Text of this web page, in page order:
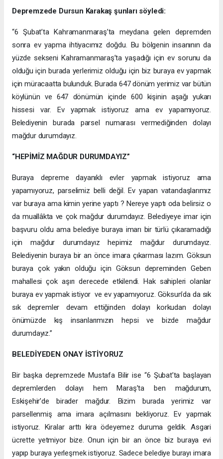
Depremzede Dursun Karakaş şunları söyledi:
“6 Şubat’ta Kahramanmaraş’ta meydana gelen depremden
sonra ev yapma ihtiyacımız doğdu. Bu bölgenin insanının da
yüzde sekseni Kahramanmaraş’ta yaşadığı için ev sorunu da
olduğu için burada yerlerimiz olduğu için biz buraya ev yapmak
için müracaatta bulunduk. Burada 647 dönüm yerimiz var bütün
köylünün ve 647 dönümün içinde 600 kişinin aşağı yukarı
hissesi var. Ev yapmak istiyoruz ama ev yapamıyoruz.
Belediyenin burada parsel numarası vermediğinden dolayı
mağdur durumdayız.
“HEPİMİZ MAĞDUR DURUMDAYIZ”
Buraya depreme dayanıklı evler yapmak istiyoruz ama
yapamıyoruz, parselimiz belli değil. Ev yapan vatandaşlarımız
var buraya ama kimin yerine yaptı ? Nereye yaptı oda belirsiz o
da muallâkta ve çok mağdur durumdayız. Belediyeye imar için
başvuru oldu ama belediye buraya imarı bir türlü çıkaramadığı
için mağdur durumdayız hepimiz mağdur durumdayız.
Belediyenin buraya bir an önce imara çıkarması lazım. Göksun
buraya çok yakın olduğu için Göksun depreminden Geben
mahallesi çok aşırı derecede etkilendi. Hak sahipleri olanlar
buraya ev yapmak istiyor ve ev yapamıyoruz. Göksun’da da sık
sık depremler devam ettiğinden dolayı korkudan dolayı
önümüzde kış insanlarımızın hepsi ve bizde mağdur
durumdayız.”
BELEDİYEDEN ONAY İSTİYORUZ
Bir başka depremzede Mustafa Bilir ise “6 Şubat’ta başlayan
depremlerden dolayı hem Maraş’ta ben mağdurum,
Eskişehir’de birader mağdur. Bizim burada yerimiz var
parsellenmiş ama imara açılmasını bekliyoruz. Ev yapmak
istiyoruz. Kiralar arttı kira ödeyemez duruma geldik. Asgari
ücrette yetmiyor bize. Onun için bir an önce biz buraya evi
yapıp buraya yerleşmek istiyoruz. Sadece belediye burayı imara